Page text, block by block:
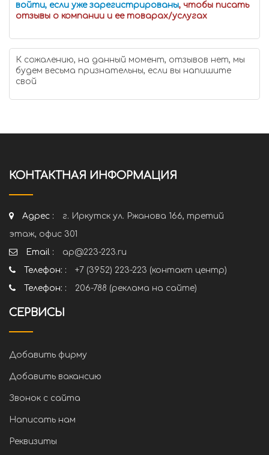
войти, если уже зарегистрированы, чтобы писать
отзывы о компании и ее товарах/услугах
К сожалению, на данный момент, отзывов нет, мы
будем весьма признательны, если вы напишите
свой
КОНТАКТНАЯ ИНФОРМАЦИЯ
Адрес :
г. Иркутск ул. Ржанова 166, третий
этаж, офис 301
Email :
ap@223-223.ru
Телефон: :
+7 (3952) 223-223 (контакт центр)
Телефон: :
206-788 (реклама на сайте)
СЕРВИСЫ
Добавить фирму
Добавить вакансию
Звонок с сайта
Написать нам
Реквизиты